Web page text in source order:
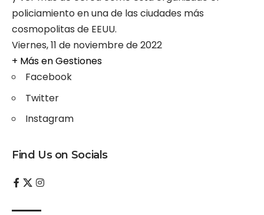
policiamiento en una de las ciudades más
cosmopolitas de EEUU.
Viernes, 11 de noviembre de 2022
+ Más enGestiones
Facebook
Twitter
Instagram
Find Us on Socials